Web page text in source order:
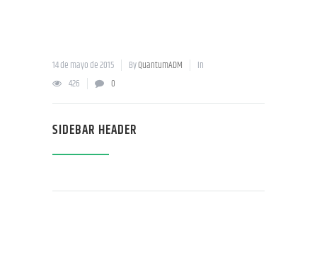
14 de mayo de 2015 ByQuantumADM
In
426
0
SIDEBAR HEADER